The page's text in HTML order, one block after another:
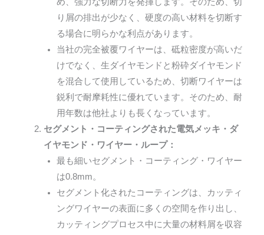
り屑の排出が少なく、硬度の高い材料を切断す
る場合に明らかな利点があります。
当社の完全被覆ワイヤーは、砥粒密度が高いだ
けでなく、生ダイヤモンドと粉砕ダイヤモンド
を混合して使用しているため、切断ワイヤーは
鋭利で耐摩耗性に優れています。そのため、耐
用年数は他社よりも長くなっています。
セグメント・コーティングされた電気メッキ・ダ
イヤモンド・ワイヤー・ループ：
最も細いセグメント・コーティング・ワイヤー
は0.8mm。
セグメント化されたコーティングは、カッティ
ングワイヤーの表面に多くの空間を作り出し、
カッティングプロセス中に大量の材料屑を収容